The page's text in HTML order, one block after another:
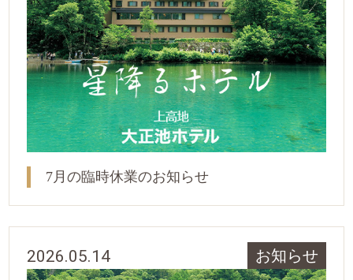
7月の臨時休業のお知らせ
2026.05.14 お知らせ